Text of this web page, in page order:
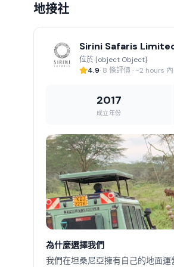
地接社
Sirini Safaris
位於 [object Object]
4.9· 8 條評價 · ~2 hours
2017
成立年份
為什麼選擇我們
我們在坦桑尼亞擁有自己的地面